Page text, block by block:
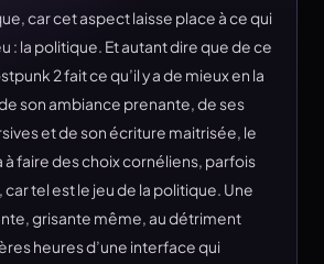
car cet aspect laisse place à ce qui
: la politique. Et autant dire que de ce
2 fait ce qu’il y a de mieux en la
son ambiance prenante, de ses
et de son écriture maitrisée, le
à faire des choix cornéliens, parfois
tel est le jeu de la politique. Une
grisante même, au détriment
heures d’une interface qui